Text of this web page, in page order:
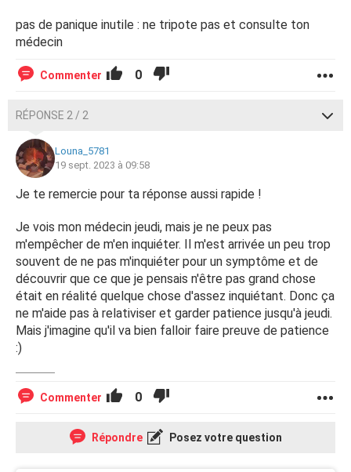
pas de panique inutile : ne tripote pas et consulte ton
médecin
Commenter 0
RÉPONSE 2 / 2
Louna_5781
19 sept. 2023 à 09:58
Je te remercie pour ta réponse aussi rapide !
Je vois mon médecin jeudi, mais je ne peux pas
m'empêcher de m'en inquiéter. Il m'est arrivée un peu trop
souvent de ne pas m'inquiéter pour un symptôme et de
découvrir que ce que je pensais n'être pas grand chose
était en réalité quelque chose d'assez inquiétant. Donc ça
ne m'aide pas à relativiser et garder patience jusqu'à jeudi.
Mais j'imagine qu'il va bien falloir faire preuve de patience
:)
Commenter 0
Répondre Posez votre question